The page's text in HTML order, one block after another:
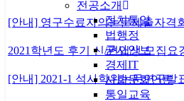
전공소개
정치통일
법행정
군사안보
경제IT
사회문화언론
통일교육
[안내] 영구수료자의논문제출자격
2021학년도 후기 신/편입생 모집요
[안내] 2021-1 석사학위논문연구발